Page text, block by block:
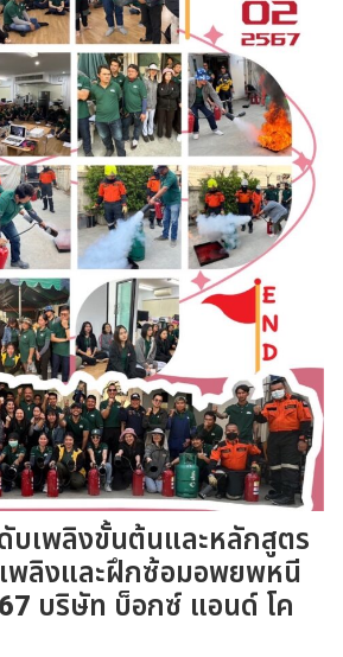
บเพลิงขั้นต้นและหลักสูตร
พลิงและฝึกซ้อมอพยพหนี
บริษัท บ็อกซ์ แอนด์ โค